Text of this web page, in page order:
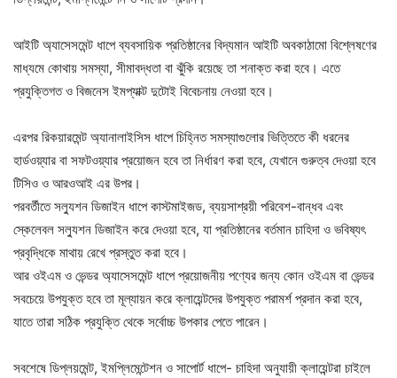
আইটি অ্যাসেসমেন্ট ধাপে ব্যবসায়িক প্রতিষ্ঠানের বিদ্যমান আইটি অবকাঠামো বিশ্লেষণের
মাধ্যমে কোথায় সমস্যা, সীমাবদ্ধতা বা ঝুঁকি রয়েছে তা শনাক্ত করা হবে। এতে
প্রযুক্তিগত ও বিজনেস ইমপ্যাক্ট দুটোই বিবেচনায় নেওয়া হবে।
এরপর রিকয়ারমেন্ট অ্যানালাইসিস ধাপে চিহ্নিত সমস্যাগুলোর ভিত্তিতে কী ধরনের
হার্ডওয়্যার বা সফটওয়্যার প্রয়োজন হবে তা নির্ধারণ করা হবে, যেখানে গুরুত্ব দেওয়া হবে
টিসিও ও আরওআই এর উপর।
পরবর্তীতে সল্যুশন ডিজাইন ধাপে কাস্টমাইজড, ব্যয়সাশ্রয়ী পরিবেশ-বান্ধব এবং
স্কেলেবল সল্যুশন ডিজাইন করে দেওয়া হবে, যা প্রতিষ্ঠানের বর্তমান চাহিদা ও ভবিষ্যৎ
প্রবৃদ্ধিকে মাথায় রেখে প্রস্তুত করা হবে।
আর ওইএম ও ভেন্ডর অ্যাসেসমেন্ট ধাপে প্রয়োজনীয় পণ্যের জন্য কোন ওইএম বা ভেন্ডর
সবচেয়ে উপযুক্ত হবে তা মূল্যায়ন করে ক্লায়েন্টদের উপযুক্ত পরামর্শ প্রদান করা হবে,
যাতে তারা সঠিক প্রযুক্তি থেকে সর্বোচ্চ উপকার পেতে পারেন।
সবশেষে ডিপ্লয়মেন্ট, ইমপ্লিমেন্টেশন ও সাপোর্ট ধাপে- চাহিদা অনুযায়ী ক্লায়েন্টরা চাইলে